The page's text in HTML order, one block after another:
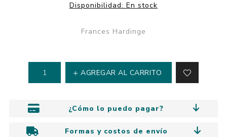
Disponibilidad: En stock
Frances Hardinge
AGREGAR AL CARRITO
¿Cómo lo puedo pagar?
Formas y costos de envío